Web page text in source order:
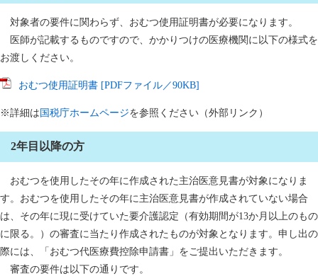
対象者の要件に関わらず、おむつ使用証明書が必要になります。
医師が記載するものですので、かかりつけの医療機関に以下の様式を
お渡しください。
おむつ使用証明書 [PDFファイル／90KB]
※詳細は国税庁ホームページを参照ください（外部リンク）
2年目以降の方
おむつを使用したその年に作成された主治医意見書が対象になりま
す。おむつを使用したその年に主治医意見書が作成されていない場合
は、その年に現に受けていた要介護認定（有効期間が13か月以上のもの
に限る。）の審査に当たり作成されたものが対象となります。申し出の
際には、「おむつ代医療費控除申請書」をご提出いただきます。
審査の要件は以下の通りです。